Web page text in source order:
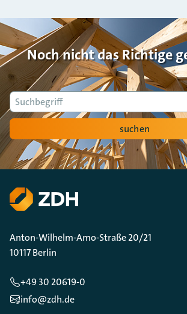
Noch nicht das Richtige
Suche
suchen
Anton-Wilhelm-Amo-Straße 20/21
10117 Berlin
+49 30 20619-0
info@zdh.de